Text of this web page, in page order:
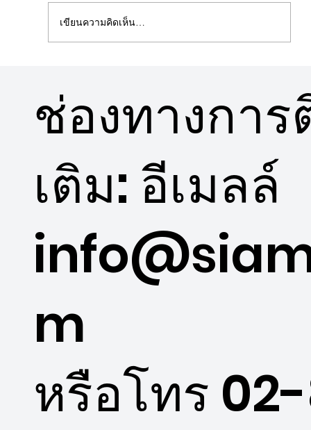
ช่องทางกา
เติม: อีเมลล์
m
หรือโทร
เขียนความคิดเห็น…